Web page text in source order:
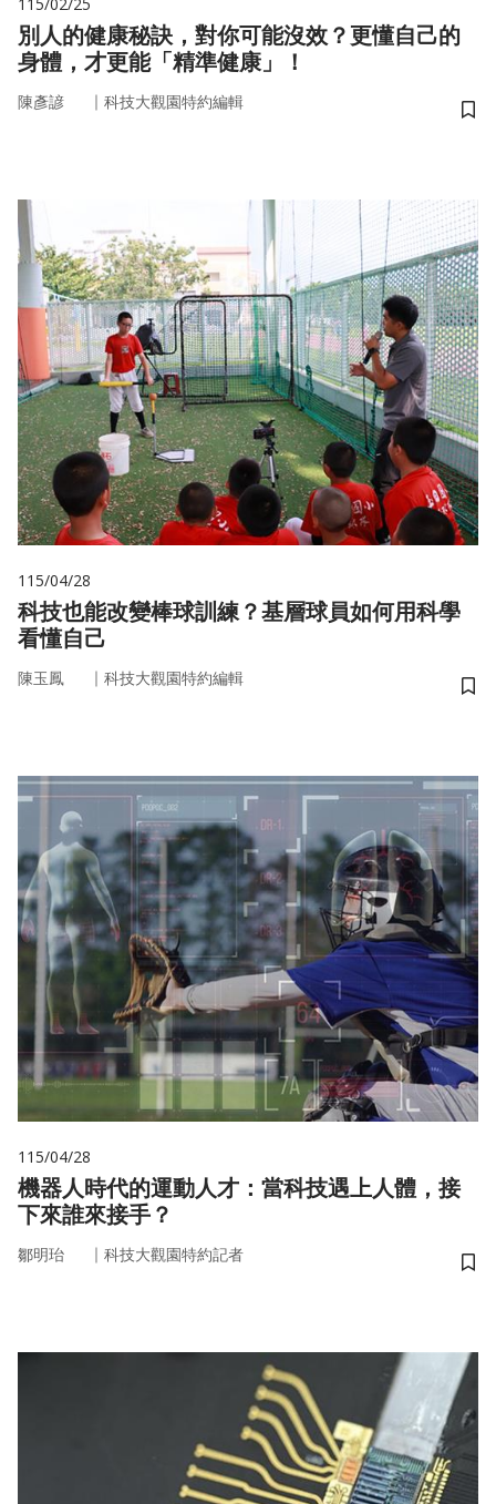
別人的健康秘訣，對你可能沒效？更懂自己的
身體，才更能「精準健康」！
陳彥諺 ｜ 科技大觀園特約編輯
儲
115/04/28
科技也能改變棒球訓練？基層球員如何用科學
看懂自己
陳玉鳳 ｜ 科技大觀園特約編輯
儲
115/04/28
機器人時代的運動人才：當科技遇上人體，接
下來誰來接手？
鄒明珆 ｜ 科技大觀園特約記者
儲